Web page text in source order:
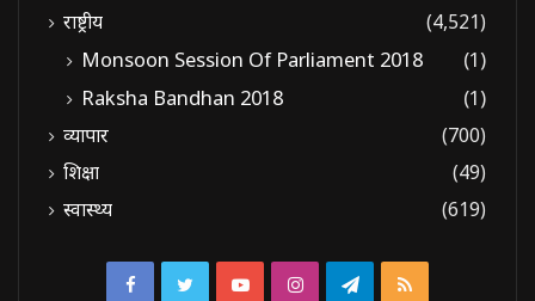
राष्ट्रीय
(4,521)
Monsoon Session Of Parliament 2018
(1)
Raksha Bandhan 2018
(1)
व्यापार
(700)
शिक्षा
(49)
स्वास्थ्य
(619)
FacebookTwitterYouTubeInstagramTelegram
RSS